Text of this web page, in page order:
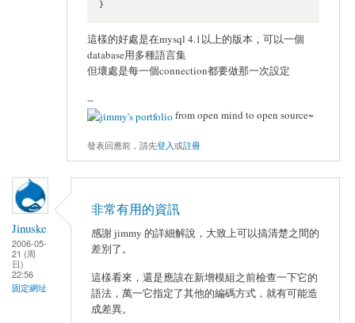
}
這樣的好處是在mysql 4.1以上的版本，可以一個
database用多種語言集
但壞處是每一個connection都要做那一次設定
--
from open mind to open source~
發表回應前，請先登入或註冊
Jinuske
2006-05-
21 (周
日)
22:56
固定網址
非常有用的資訊
感謝 jimmy 的詳細解說，大致上可以搞清楚之間的
差別了。
這樣看來，還是應該在新增模組之前檢查一下它的
語法，萬一它指定了其他的編碼方式，就有可能造
成差異。